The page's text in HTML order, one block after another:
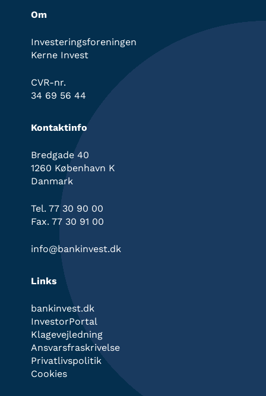
Om
Investeringsforeningen
Kerne Invest
CVR-nr.
34 69 56 44
Kontaktinfo
Bredgade 40
1260 København K
Danmark
Tel. 77 30 90 00
Fax. 77 30 91 00
info@bankinvest.dk
Links
bankinvest.dk
InvestorPortal
Klagevejledning
Ansvarsfraskrivelse
Privatlivspolitik
Cookies